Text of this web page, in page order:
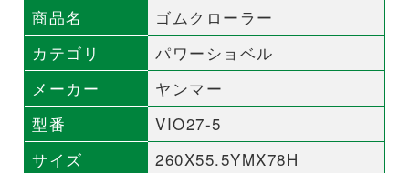
商品名
ゴムクローラー
カテゴリ
パワーショベル
メーカー
ヤンマー
型番
VIO27-5
サイズ
260X55.5YMX78H